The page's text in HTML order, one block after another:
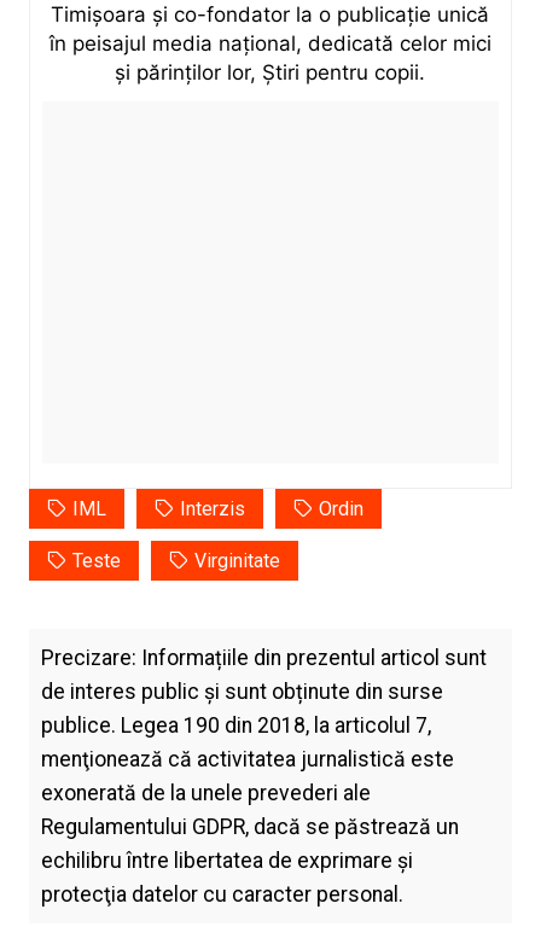
Timișoara și co-fondator la o publicație unică
în peisajul media național, dedicată celor mici
și părinților lor, Știri pentru copii.
IML Interzis Ordin
Teste Virginitate
Precizare: Informațiile din prezentul articol sunt
de interes public și sunt obținute din surse
publice. Legea 190 din 2018, la articolul 7,
menţionează că activitatea jurnalistică este
exonerată de la unele prevederi ale
Regulamentului GDPR, dacă se păstrează un
echilibru între libertatea de exprimare şi
protecţia datelor cu caracter personal.